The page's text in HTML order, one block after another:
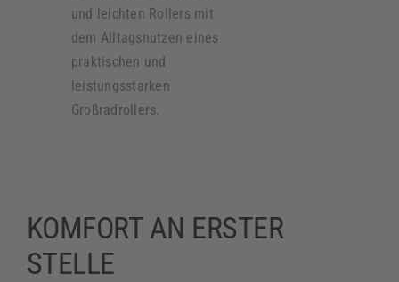
Service
Unternehmen
und leichten Rollers mit
dem Alltagsnutzen eines
praktischen und
leistungsstarken
Großradrollers.
KOMFORT AN ERSTER
STELLE